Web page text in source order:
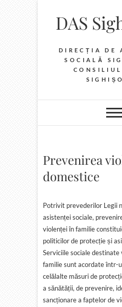
contentDAS
DIRECȚIA DE
SOCIALĂ
Prevenirea
domestice
Potrivit prevederilor Legii
asistenței sociale,
violenței în familie
politicilor de protecție și
Serviciile sociale
familie sunt acordate într-
celălalte măsuri de
a sănătății, de prevenire,
sancționare a faptelor de